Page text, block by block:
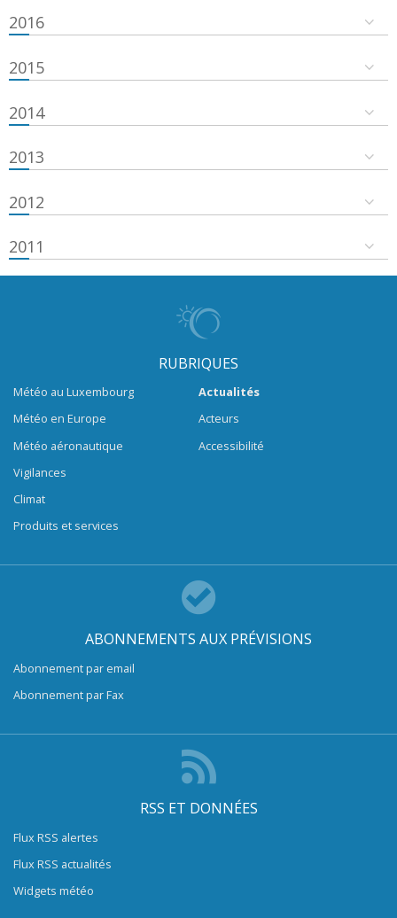
2016
2015
2014
2013
2012
2011
RUBRIQUES
Météo au Luxembourg
Météo en Europe
Météo aéronautique
Vigilances
Climat
Produits et services
Actualités
Acteurs
Accessibilité
ABONNEMENTS AUX PRÉVISIONS
Abonnement par email
Abonnement par Fax
RSS ET DONNÉES
Flux RSS alertes
Flux RSS actualités
Widgets météo